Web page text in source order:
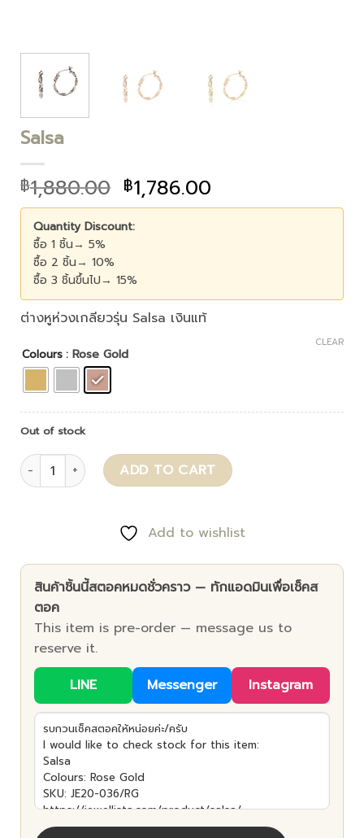
Salsa
฿1,880.00 ฿1,786.00
Quantity Discount:
ซื้อ 1 ชิ้น→ 5%
ซื้อ 2 ชิ้น→ 10%
ซื้อ 3 ชิ้นขึ้นไป→ 15%
ต่างหูห่วงเกลียวรุ่น Salsa เงินแท้
Colours : Rose Gold
CLEAR
Out of stock
Salsa quantity ADD TO CART
Add to wishlist
สินค้าชิ้นนี้สตอคหมดชั่วคราว — ทักแอดมินเพื่อเช็คส
ตอค
This item is pre-order — message us to
reserve it.
LINE
Messenger Instagram